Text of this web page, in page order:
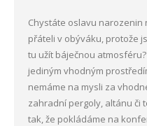
Chystáte oslavu
přáteli v obýváku, protože
tu užít báječnou
jediným vhodným
nemáme na mysli za
zahradní pergoly, altánu či
tak, že pokládáme na